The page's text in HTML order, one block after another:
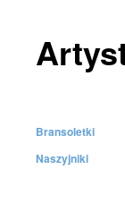
Menu
Skip to content
Bransoletki
Naszyjniki